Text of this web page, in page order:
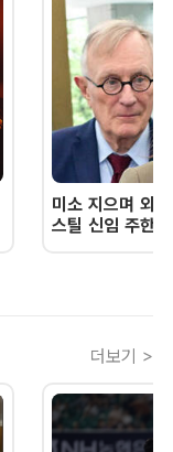
미소 지으며 외
스틸 신임 주한
더보기 >